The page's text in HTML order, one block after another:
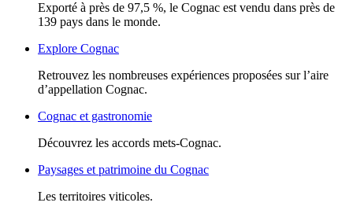
Exporté à près de 97,5 %, le Cognac est vendu dans près de
139 pays dans le monde.
Explore Cognac
Retrouvez les nombreuses expériences proposées sur l’aire
d’appellation Cognac.
Cognac et gastronomie
Découvrez les accords mets-Cognac.
Paysages et patrimoine du Cognac
Les territoires viticoles.